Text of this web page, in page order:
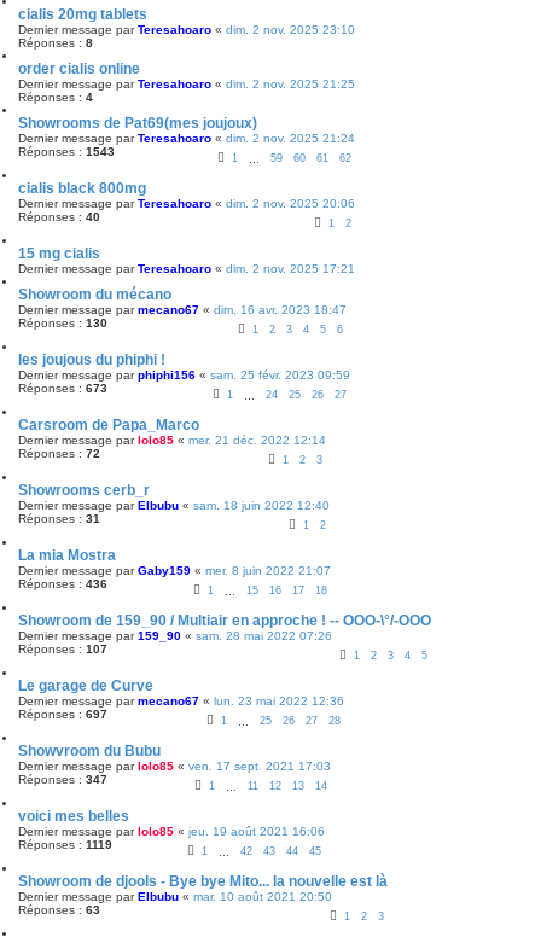
c
é
cialis 20mg tablets
Dernier message parTeresahoaro « dim. 2 nov. 2025 23:10
Réponses : 8
order cialis online
Dernier message parTeresahoaro « dim. 2 nov. 2025 21:25
Réponses : 4
Showrooms de Pat69(mes joujoux)
Dernier message parTeresahoaro « dim. 2 nov. 2025 21:24
Réponses : 1543
1 59 60 61 62
cialis black 800mg
Dernier message parTeresahoaro « dim. 2 nov. 2025 20:06
Réponses : 40
1 2
15 mg cialis
Dernier message parTeresahoaro « dim. 2 nov. 2025 17:21
Showroom du mécano
Dernier message parmecano67 « dim. 16 avr. 2023 18:47
Réponses : 130
1 2 3 4 5 6
les joujous du phiphi !
Dernier message parphiphi156 « sam. 25 févr. 2023 09:59
Réponses : 673
1 24 25 26 27
Carsroom de Papa_Marco
Dernier message parlolo85 « mer. 21 déc. 2022 12:14
Réponses : 72
1 2 3
Showrooms cerb_r
Dernier message parElbubu « sam. 18 juin 2022 12:40
Réponses : 31
1 2
La mia Mostra
Dernier message parGaby159 « mer. 8 juin 2022 21:07
Réponses : 436
1 15 16 17 18
Showroom de 159_90 / Multiair en approche ! -- OOO-\°/-OOO
Dernier message par159_90 « sam. 28 mai 2022 07:26
Réponses : 107
1 2 3 4 5
Le garage de Curve
Dernier message parmecano67 « lun. 23 mai 2022 12:36
Réponses : 697
1 25 26 27 28
Showvroom du Bubu
Dernier message parlolo85 « ven. 17 sept. 2021 17:03
Réponses : 347
1 11 12 13 14
voici mes belles
Dernier message parlolo85 « jeu. 19 août 2021 16:06
Réponses : 1119
1 42 43 44 45
Showroom de djools - Bye bye Mito... la nouvelle est là
Dernier message parElbubu « mar. 10 août 2021 20:50
Réponses : 63
1 2 3